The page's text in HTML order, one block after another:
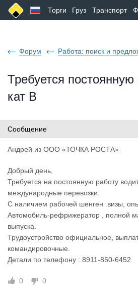
Торги Груз Транспорт
Форум Работа: поиск и
Требуется
кат В
Сообщение
Андрей из ООО «ТОЧКА РОСТА»
Добрый день,
Требуется на постоянную работу
международные перевозки.
С наличием рабочей шенген .визы,
Автомобиль-рефрижератор , полной
выпуска.
Трудоустройство официальное,
командировочные.
Детали по телефону : 8911-850-6452
0 0